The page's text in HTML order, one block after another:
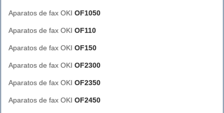
Aparatos de fax OKI OF1050
Aparatos de fax OKI OF110
Aparatos de fax OKI OF150
Aparatos de fax OKI OF2300
Aparatos de fax OKI OF2350
Aparatos de fax OKI OF2450